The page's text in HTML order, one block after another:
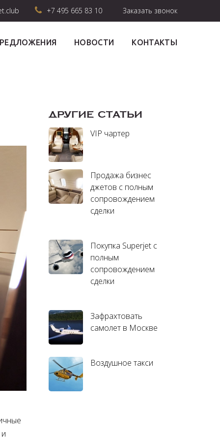
+7 495 665 83 10 Заказать звонок
НОВОСТИ КОНТАКТЫ
ДРУГИЕ СТАТЬИ
VIP чартер
Продажа бизнес
джетов с полным
сопровождением
сделки
Покупка Superjet с
полным
сопровождением
сделки
Зафрахтовать
самолет в Москве
Воздушное такси